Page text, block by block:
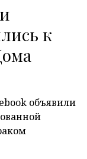
к
объявили